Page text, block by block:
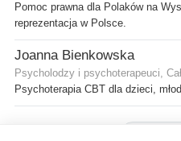
Pomoc prawna dla Polaków na
reprezentacja w Polsce.
Joanna Bienkowska
Psycholodzy i psychoterapeuci,
Psychoterapia CBT dla dzieci,